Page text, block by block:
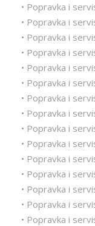
• Popravka i
• Popravka i
• Popravka i
• Popravka i
• Popravka i
• Popravka i
• Popravka i
• Popravka i
• Popravka i
• Popravka i
• Popravka i
• Popravka i
• Popravka i
• Popravka i
• Popravka i